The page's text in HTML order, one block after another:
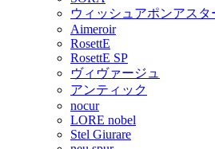
ウィッシュアポンアスタ
Aimeroir
RosettE
RosettE SP
ヴィヴァージュ
アンティック
nocur
LORE nobel
Stel Giurare